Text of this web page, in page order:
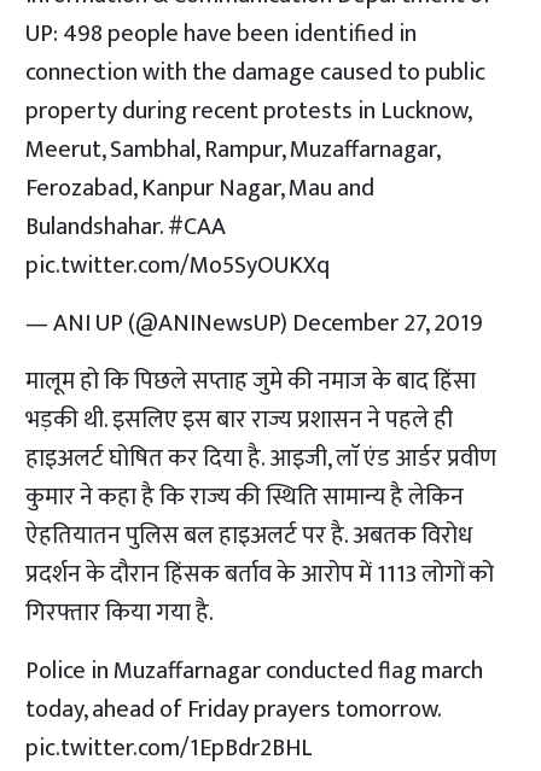
UP: 498 people have been identified in
connection with the damage caused to public
property during recent protests in Lucknow,
Meerut, Sambhal, Rampur, Muzaffarnagar,
Ferozabad, Kanpur Nagar, Mau and
Bulandshahar.#CAA
pic.twitter.com/Mo5SyOUKXq
— ANI UP (@ANINewsUP) December 27, 2019
मालूम हो कि पिछले सप्ताह जुमे की नमाज के बाद हिंसा
भड़की थी. इसलिए इस बार राज्य प्रशासन ने पहले ही
हाइअलर्ट घोषित कर दिया है. आइजी, लाॅ एंड आर्डर प्रवीण
कुमार ने कहा है कि राज्य की स्थिति सामान्य है लेकिन
ऐहतियातन पुलिस बल हाइअलर्ट पर है. अबतक विरोध
प्रदर्शन के दौरान हिंसक बर्ताव के आरोप में 1113 लोगों को
गिरफ्तार किया गया है.
Police in Muzaffarnagar conducted flag march
today, ahead of Friday prayers tomorrow.
pic.twitter.com/1EpBdr2BHL